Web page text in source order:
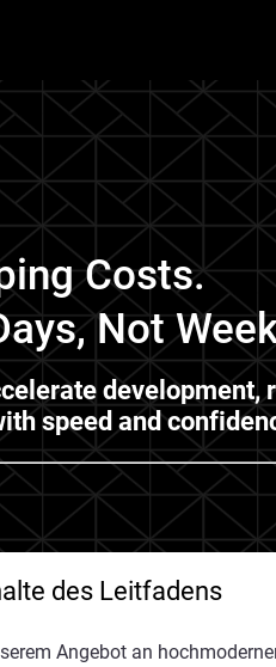
Costs.
Not
development,
speed and
des Leitfadens
Angebot an